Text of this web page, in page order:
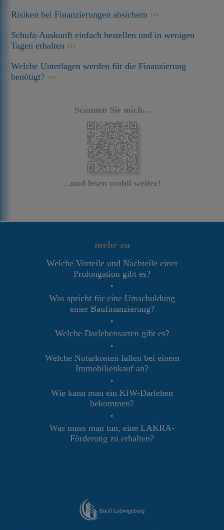
Risiken bei Finanzierungen absichern
Schufa-Auskunft einfach bestellen und in wenigen
Tagen erhalten
Welche Unterlagen werden für die Finanzierung
benötigt?
Scannen Sie mich...
...und lesen mobil weiter!
mehr zu
Welche Vorteile und Nachteile einer
Prolongation gibt es?
•
Was spricht für eine Umschuldung
einer Baufinanzierung?
•
Welche Darlehensarten gibt es?
•
Welche Notarkosten fallen bei einem
Immobilienkauf an?
•
Wie kann man ein KfW-Darlehen
bekommen?
•
Was muss man tun, eine LAKRA-
Förderung zu erhalten?